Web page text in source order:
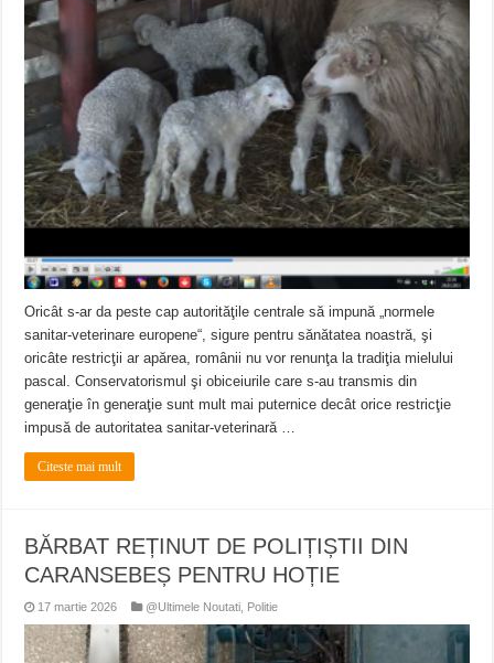
ANUNȚ OPRIRE APĂ în Reșița – avarie – 04.08.2026 – str. Văliugului și
ANUNŢ OPRIRE APĂ în CARANSEBEȘ – 04.08.2026 – avarie – Calea
Oricât s-ar da peste cap autorităţile centrale să impună „normele
sanitar-veterinare europene“, sigure pentru sănătatea noastră, şi
oricâte restricţii ar apărea, românii nu vor renunţa la tradiţia mielului
pascal. Conservatorismul şi obiceiurile care s-au transmis din
generaţie în generaţie sunt mult mai puternice decât orice restricţie
impusă de autoritatea sanitar-veterinară …
Citeste mai mult
BĂRBAT REȚINUT DE POLIȚIȘTII DIN
CARANSEBEȘ PENTRU HOȚIE
17 martie 2026 @Ultimele Noutati Politie